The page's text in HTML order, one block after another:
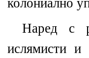
колониално
Наред с
ислямисти и